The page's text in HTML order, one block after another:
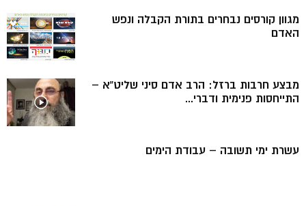
מגוון קורסים נבחרים בתורת הקבלה ונפש
האדם
מבצע חרבות ברזל: הרב אדם סיני שליט”א –
התייחסות פנימית ודברי...
עשרת ימי תשובה – עבודת הימים